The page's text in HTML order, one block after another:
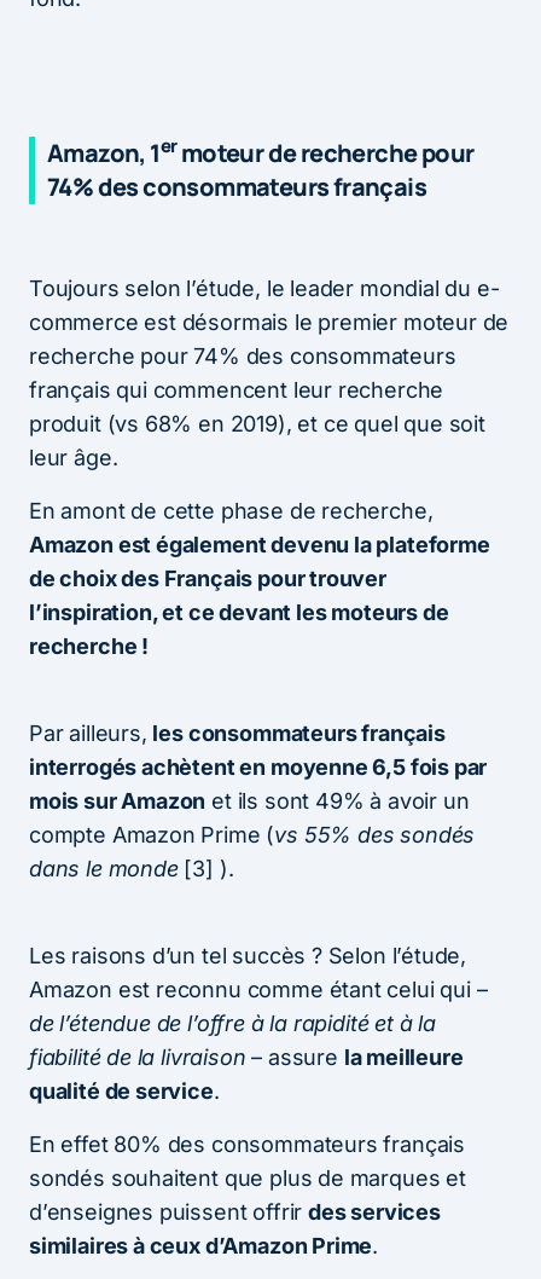
Amazon, 1ermoteur de recherche pour
74% des consommateurs français
Toujours selon l’étude, le leader mondial du e-
commerce est désormais le premier moteur de
recherche pour 74% des consommateurs
français qui commencent leur recherche
produit (vs 68% en 2019), et ce quel que soit
leur âge.
En amont de cette phase de recherche,
Amazon est également devenu la plateforme
de choix des Français pour trouver
l’inspiration, et ce devant les moteurs de
recherche !
Par ailleurs, les consommateurs français
interrogés achètent en moyenne 6,5 fois par
mois sur Amazon et ils sont 49% à avoir un
compte Amazon Prime (vs 55% des sondés
dans le monde[3] ).
Les raisons d’un tel succès ? Selon l’étude,
Amazon est reconnu comme étant celui qui –
de l’étendue de l’offre à la rapidité et à la
fiabilité de la livraison – assure la meilleure
qualité de service.
En effet 80% des consommateurs français
sondés souhaitent que plus de marques et
d’enseignes puissent offrir des services
similaires à ceux d’Amazon Prime.